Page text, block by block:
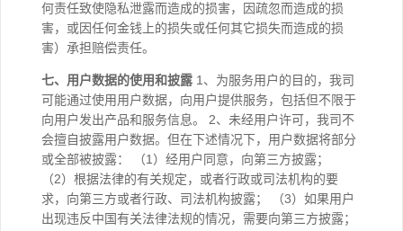
何责任致使隐私泄露而造成的损害，因疏忽而造成的损
害，或因任何金钱上的损失或任何其它损失而造成的损
害）承担赔偿责任。
七、用户数据的使用和披露 1、为服务用户的目的，我司
可能通过使用用户数据，向用户提供服务，包括但不限于
向用户发出产品和服务信息。 2、未经用户许可，我司不
会擅自披露用户数据。但在下述情况下，用户数据将部分
或全部被披露： （1）经用户同意，向第三方披露；
（2）根据法律的有关规定，或者行政或司法机构的要
求，向第三方或者行政、司法机构披露； （3）如果用户
出现违反中国有关法律法规的情况，需要向第三方披露；